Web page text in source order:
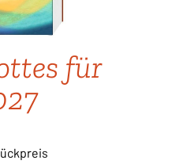
für